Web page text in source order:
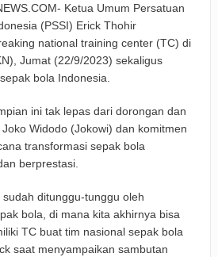
Ketua Umum Persatuan
(PSSI) Erick Thohir
national training center (TC) di
Jumat (22/9/2023) sekaligus
bola Indonesia.
ini tak lepas dari dorongan dan
Widodo (Jokowi) dan komitmen
transformasi sepak bola
berprestasi.
ditunggu-tunggu oleh
bola, di mana kita akhirnya bisa
TC buat tim nasional sepak bola
saat menyampaikan sambutan